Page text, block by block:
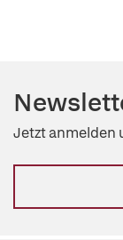
Jetzt anmelden